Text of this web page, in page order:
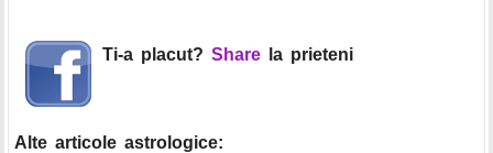
Ti-a placut? Share la prieteni
Alte articole astrologice: